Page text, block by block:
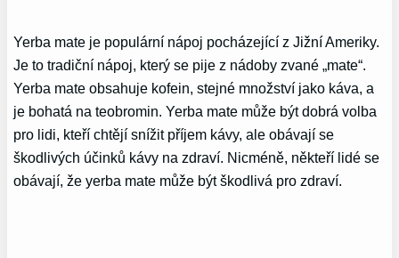
Yerba mate je populární nápoj pocházející z Jižní Ameriky.
Je to tradiční nápoj, který se pije z nádoby zvané „mate“.
Yerba mate obsahuje kofein, stejné množství jako káva, a
je bohatá na teobromin. Yerba mate může být dobrá volba
pro lidi, kteří chtějí snížit příjem kávy, ale obávají se
škodlivých účinků kávy na zdraví. Nicméně, někteří lidé se
obávají, že yerba mate může být škodlivá pro zdraví.